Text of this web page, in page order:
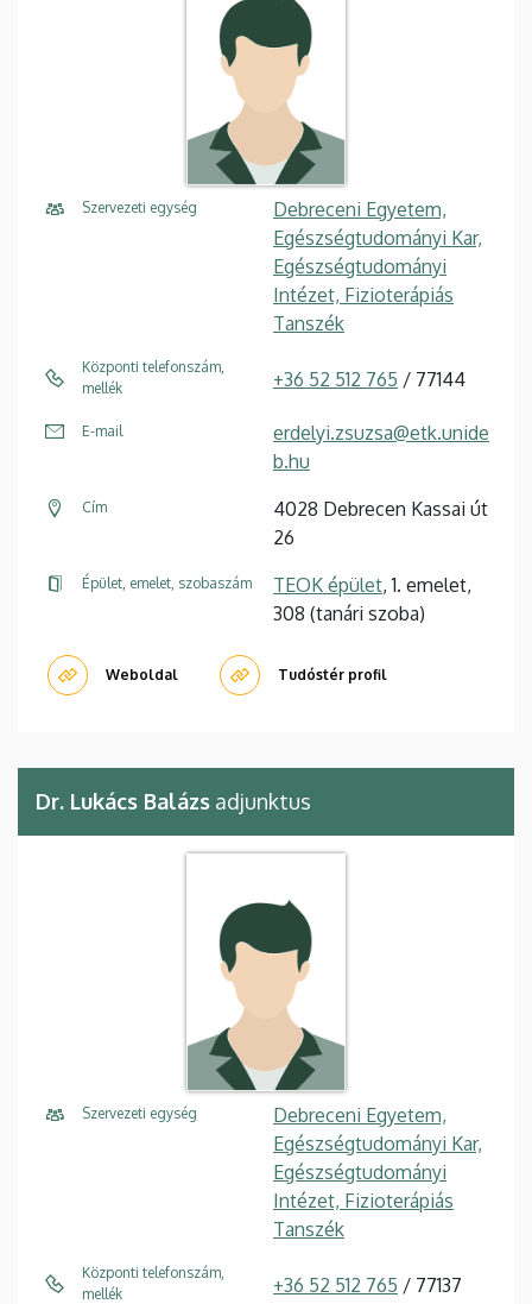
Szervezeti egység
Debreceni Egyetem,
Egészségtudományi Kar,
Egészségtudományi
Intézet, Fizioterápiás
Tanszék
Központi telefonszám,
mellék
+36 52 512 765 / 77144
E-mail
erdelyi.zsuzsa@etk.unide
b.hu
Cím
4028 Debrecen Kassai út
26
Épület, emelet, szobaszám TEOK épület, 1. emelet,
308 (tanári szoba)
Weboldal Tudóstér profil
Dr. Lukács Balázs adjunktus
Szervezeti egység
Debreceni Egyetem,
Egészségtudományi Kar,
Egészségtudományi
Intézet, Fizioterápiás
Tanszék
Központi telefonszám,
mellék
+36 52 512 765 / 77137